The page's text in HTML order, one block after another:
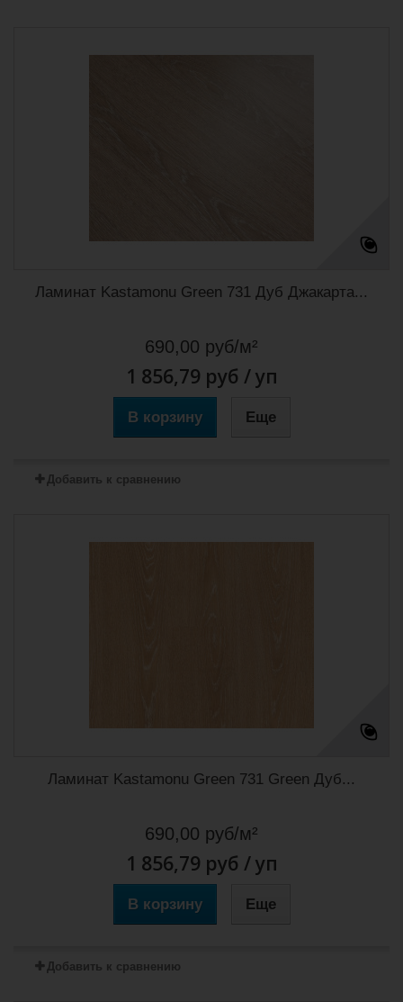
Ламинат Kastamonu Green 731 Дуб Джакарта...
690,00 руб/м²
1 856,79 руб / уп
В корзину Еще
Добавить к сравнению
Ламинат Kastamonu Green 731 Green Дуб...
690,00 руб/м²
1 856,79 руб / уп
В корзину Еще
Добавить к сравнению